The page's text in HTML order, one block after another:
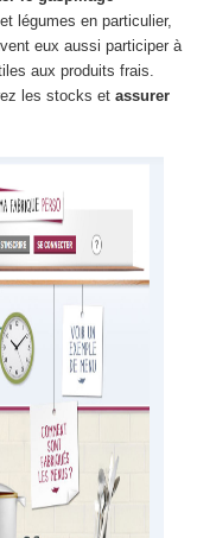
légumes en particulier,
eux aussi participer à
aux produits frais.
les stocks et assurer